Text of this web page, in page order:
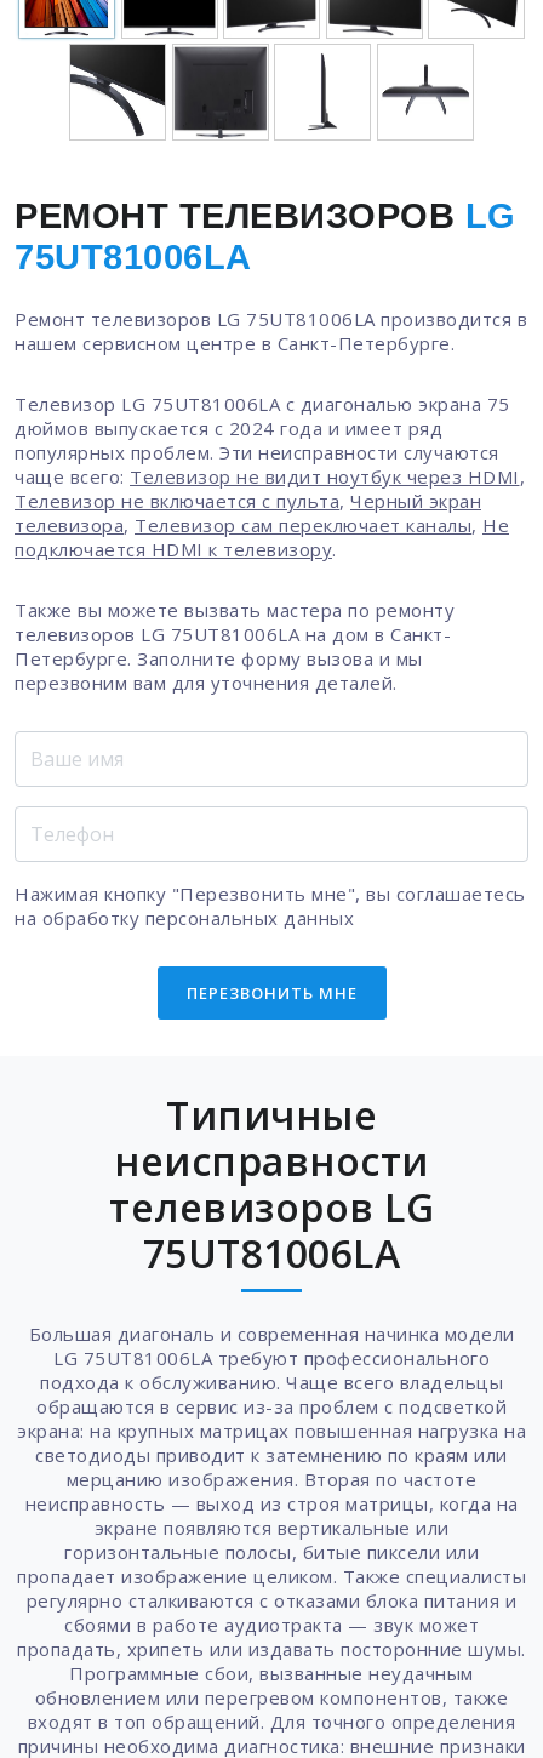
РЕМОНТ ТЕЛЕВИЗОРОВ LG
75UT81006LA
Ремонт телевизоров LG 75UT81006LA производится в
нашем сервисном центре в Санкт-Петербурге.
Телевизор LG 75UT81006LA с диагональю экрана 75
дюймов выпускается с 2024 года и имеет ряд
популярных проблем. Эти неисправности случаются
чаще всего: Телевизор не видит ноутбук через HDMI ,
Телевизор не включается с пульта, Черный экран
телевизора, Телевизор сам переключает каналы, Не
подключается HDMI к телевизору.
Также вы можете вызвать мастера по ремонту
телевизоров LG 75UT81006LA на дом в Санкт-
Петербурге. Заполните форму вызова и мы
перезвоним вам для уточнения деталей.
Нажимая кнопку "Перезвонить мне", вы соглашаетесь
на обработку персональных данных
ПЕРЕЗВОНИТЬ МНЕ
Типичные
неисправности
телевизоров LG
75UT81006LA
Большая диагональ и современная начинка модели
LG 75UT81006LA требуют профессионального
подхода к обслуживанию. Чаще всего владельцы
обращаются в сервис из-за проблем с подсветкой
экрана: на крупных матрицах повышенная нагрузка на
светодиоды приводит к затемнению по краям или
мерцанию изображения. Вторая по частоте
неисправность — выход из строя матрицы, когда на
экране появляются вертикальные или
горизонтальные полосы, битые пиксели или
пропадает изображение целиком. Также специалисты
регулярно сталкиваются с отказами блока питания и
сбоями в работе аудиотракта — звук может
пропадать, хрипеть или издавать посторонние шумы.
Программные сбои, вызванные неудачным
обновлением или перегревом компонентов, также
входят в топ обращений. Для точного определения
причины необходима диагностика: внешние признаки